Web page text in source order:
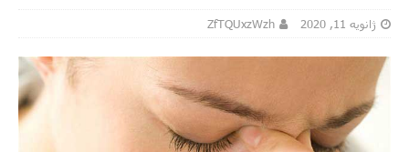
ژانویه 11, 2020 ZfTQUxzWzh